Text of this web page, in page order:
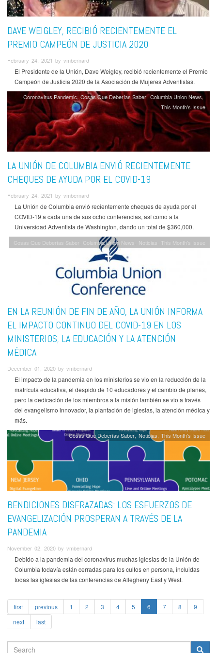
DAVE WEIGLEY, RECIBIÓ RECIENTEMENTE EL
PREMIO CAMPEÓN DE JUSTICIA 2020
February 24, 2021 by vmbernard
El Presidente de la Unión, Dave Weigley, recibió recientemente el Premio
Campeón de Justicia 2020 de la Asociación de Mujeres Adventistas.
Coronavirus Pandemic Cosas Que Deberías Saber Columbia Union News
This Month's Issue
LA UNIÓN DE COLUMBIA ENVIÓ RECIENTEMENTE
CHEQUES DE AYUDA POR EL COVID-19
February 24, 2021 by vmbernard
La Unión de Columbia envió recientemente cheques de ayuda por el
COVID-19 a cada una de sus ocho conferencias, así como a la
Universidad Adventista de Washington, dando un total de $360,000.
Cosas Que Deberías Saber Columbia Union News Noticias This Month's Issue
EN LA REUNIÓN DE FIN DE AÑO, LA UNIÓN INFORMA
EL IMPACTO CONTINUO DEL COVID-19 EN LOS
MINISTERIOS, LA EDUCACIÓN Y LA ATENCIÓN
MÉDICA
December 01, 2020 by vmbernard
El impacto de la pandemia en los ministerios se vio en la reducción de la
matrícula educativa, el despido de 10 educadores y el cambio de planes,
pero la dedicación de los miembros a la misión también se vio a través
del evangelismo innovador, la plantación de iglesias, la atención médica y
más.
Cosas Que Deberías Saber Noticias This Month's Issue
BENDICIONES DISFRAZADAS: LOS ESFUERZOS DE
EVANGELIZACIÓN PROSPERAN A TRAVÉS DE LA
PANDEMIA
November 02, 2020 by vmbernard
Debido a la pandemia del coronavirus muchas iglesias de la Unión de
Columbia todavía están cerradas para los cultos en persona, incluidas
todas las iglesias de las conferencias de Allegheny East y West.
first previous 1 2 3 4 5 6 7 8
9
next
last
SEARCH